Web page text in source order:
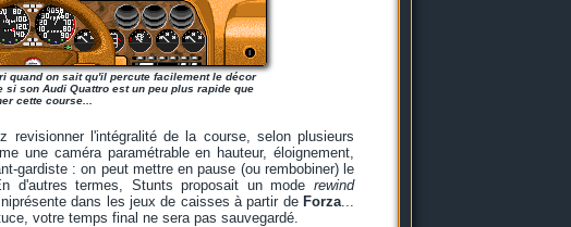
quand on sait qu'il percute facilement le décor
son Audi Quattro est un peu plus rapide que
cette course...
revisionner l'intégralité de la course, selon plusieurs
une caméra paramétrable en hauteur, éloignement,
gardiste : on peut mettre en pause (ou rembobiner) le
d'autres termes, Stunts proposait un mode rewind
dans les jeux de caisses à partir de Forza...
votre temps final ne sera pas sauvegardé.